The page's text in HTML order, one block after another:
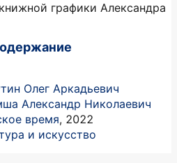
графики Александра
Олег Аркадьевич
Александр Николаевич
время, 2022
и искусство